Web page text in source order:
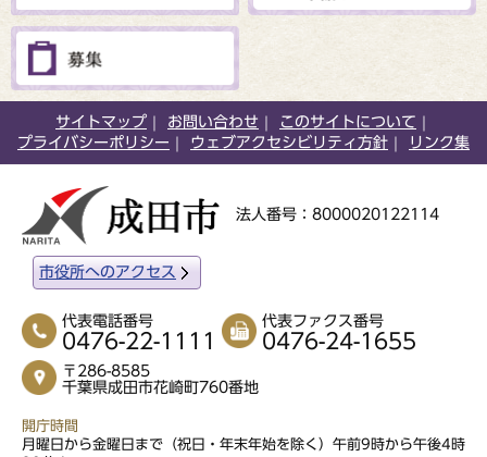
サイトマップ お問い合わせ
このサイトについて
プライバシーポリシー
ウェブアクセシビリティ方針 リンク集
法人番号：8000020122114
市役所へのアクセス
代表電話番号
0476-22-1111
代表ファクス番号
0476-24-1655
〒286-8585
千葉県成田市花崎町760番地
開庁時間
月曜日から金曜日まで（祝日・年末年始を除く）午前9時から午後4時